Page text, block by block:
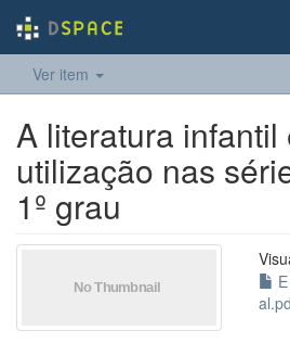
Ver item
A literatura infantil
utilização nas
1º grau